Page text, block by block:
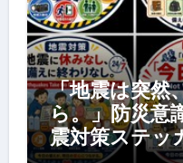
「地震は突然
ら。」防災意
震対策ステッ